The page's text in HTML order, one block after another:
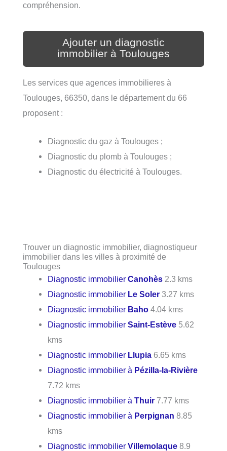
compréhension.
Ajouter un diagnostic
immobilier à Toulouges
Les services que agences immobilieres à
Toulouges, 66350, dans le département du 66
proposent :
Diagnostic du gaz à Toulouges ;
Diagnostic du plomb à Toulouges ;
Diagnostic du électricité à Toulouges.
Trouver un diagnostic immobilier, diagnostiqueur
immobilier dans les villes à proximité de
Toulouges
Diagnostic immobilierCanohès 2.3 kms
Diagnostic immobilier Le Soler 3.27 kms
Diagnostic immobilier Baho 4.04 kms
Diagnostic immobilierSaint-Estève 5.62
kms
Diagnostic immobilier Llupia 6.65 kms
Diagnostic immobilier à Pézilla-la-Rivière
7.72 kms
Diagnostic immobilier àThuir 7.77 kms
Diagnostic immobilier à Perpignan 8.85
kms
Diagnostic immobilierVillemolaque 8.9